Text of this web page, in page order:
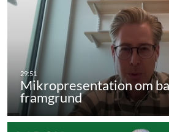
Mikropresentation om
framgrund